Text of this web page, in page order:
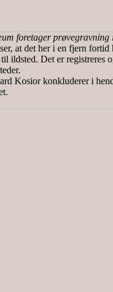
foretager
at det her i en fjern
ildsted. Det er registreres
Kosior konkluderer i